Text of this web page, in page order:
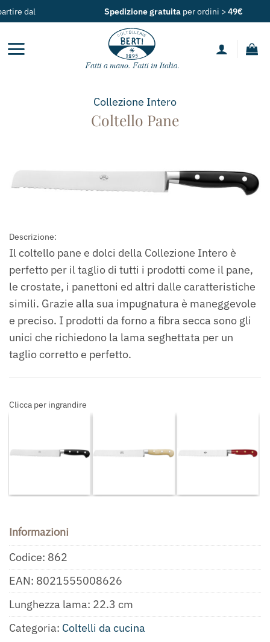
Salta
ai
contenuti
Spedizione gratuitaper ordini >49€
Collezione Intero
Coltello Pane
Descrizione:
Il coltello pane e dolci della Collezione Intero è
perfetto per il taglio di tutti i prodotti come il pane,
le crostate, i panettoni ed altri dalle caratteristiche
simili. Grazie alla sua impugnatura è maneggevole
e preciso. I prodotti da forno a fibra secca sono gli
unici che richiedono la lama seghettata per un
taglio corretto e perfetto.
Clicca per ingrandire
Informazioni
Codice: 862
EAN: 8021555008626
Lunghezza lama: 22.3 cm
Categoria: Coltelli da cucina